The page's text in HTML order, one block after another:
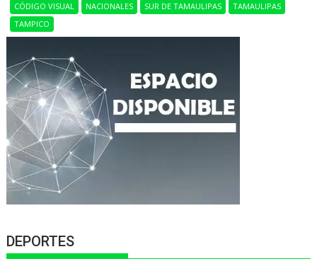
CÓDIGO VISUAL NACIONALES SUR DE TAMAULIPAS
TAMAULIPAS
TAMPICO
DEPORTES